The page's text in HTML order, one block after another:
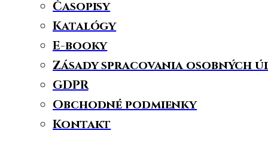
Časopisy
Katalógy
E-booky
Zásady spracovania osobných
GDPR
Obchodné podmienky
Kontakt